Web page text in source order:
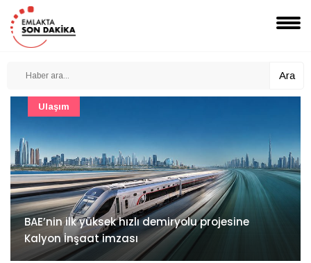
Ara
Mimarlık ve mühendislik projeleri e-PYS ile dijital
ortama taşınacak
Güncel